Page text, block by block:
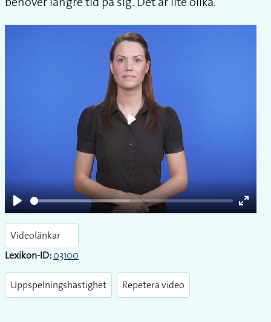
Play
Enter
Play
Videolänkar
Lexikon-ID:03100
Uppspelningshastighet Repetera video